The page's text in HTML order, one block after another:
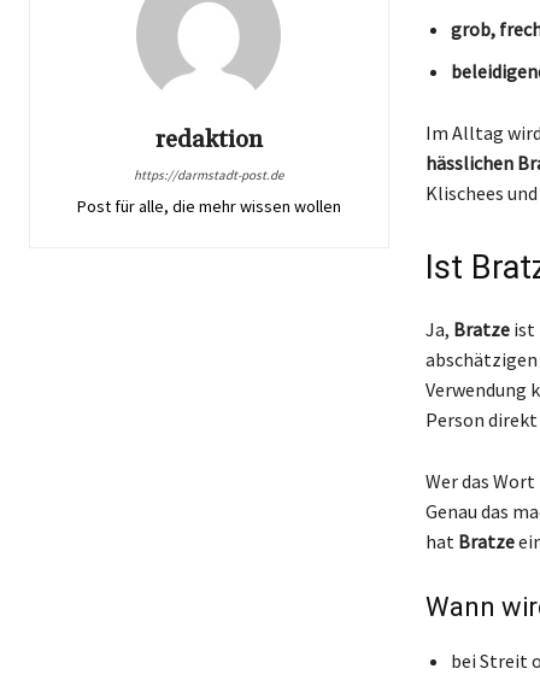
redaktion
https://darmstadt-post.de
Post für alle, die mehr wissen wollen
grob,
Im Alltag
hässlichen
Klischees
Ist
Ja, Bratzeist
Verwendung
Person
Wer das
Genau das
hat Bratze
Wann
bei Streit